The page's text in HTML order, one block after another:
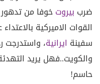
ضرب بيروتخوفا من
القوات الاميركية
سفينة ايرانية، واستدرجت
والكويت..فهل يريد
حاسم!